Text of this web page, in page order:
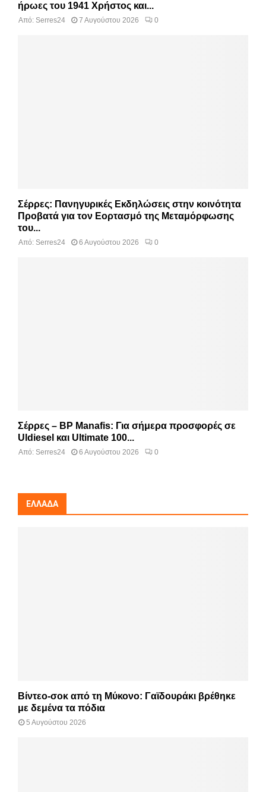
ήρωες του 1941 Χρήστος και...
Από: Serres24 7 Αυγούστου 2026 0
Σέρρες: Πανηγυρικές Εκδηλώσεις στην κοινότητα
Προβατά για τον Εορτασμό της Μεταμόρφωσης
του...
Από: Serres24 6 Αυγούστου 2026 0
Σέρρες – BP Manafis: Για σήμερα προσφορές σε
Uldiesel και Ultimate 100...
Από: Serres24 6 Αυγούστου 2026 0
ΕΛΛΆΔΑ
Βίντεο-σοκ από τη Μύκονο: Γαϊδουράκι βρέθηκε
με δεμένα τα πόδια
5 Αυγούστου 2026